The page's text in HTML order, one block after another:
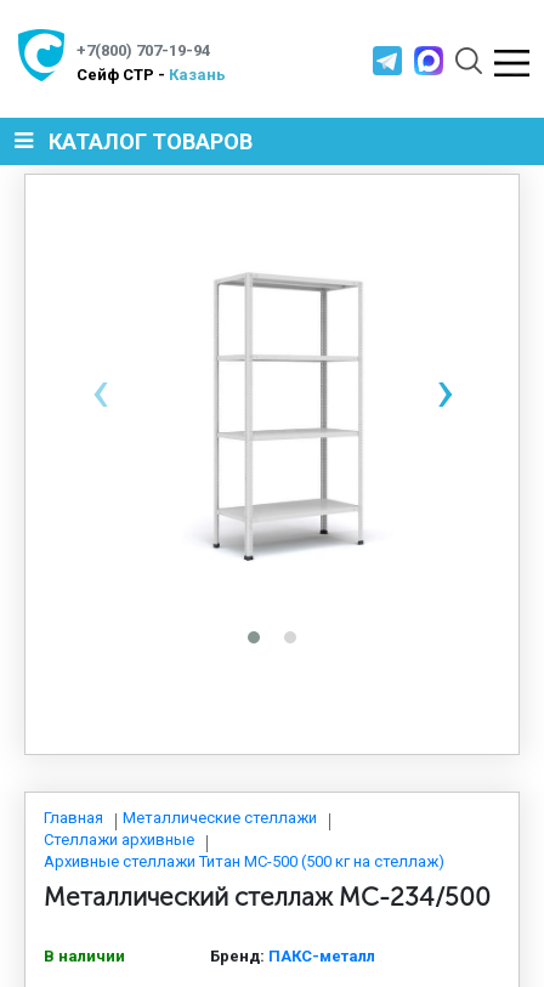
+7(800) 707-19-94
Cейф СТР - Казань
КАТАЛОГ ТОВАРОВ
МЕТАЛЛИЧЕСКАЯ МЕБЕЛЬ
МЕДИЦИНСКАЯ МЕБЕЛЬ
СИСТЕМЫ ХРАНЕНИЯ
МЕБЕЛЬ ДЛЯ ДОМА
МЕБЕЛЬ ДЛЯ СТОЛОВЫХ
‹ ›
Главная
Металлические стеллажи
Стеллажи архивные
Архивные стеллажи Титан МС-500 (500 кг на стеллаж)
Металлический стеллаж МС-234/500
В наличии Бренд: ПАКС-металл